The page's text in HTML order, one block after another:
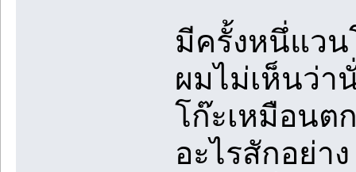
มีครั้งหนึ่แว
ผมไม่เห็นว่
โก๊ะเหมือนต
อะไรสักอย่า